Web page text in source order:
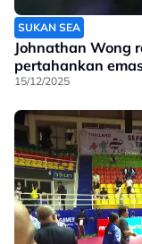
SUKAN SEA
Johnathan Wong
pertahankan
15/12/2025